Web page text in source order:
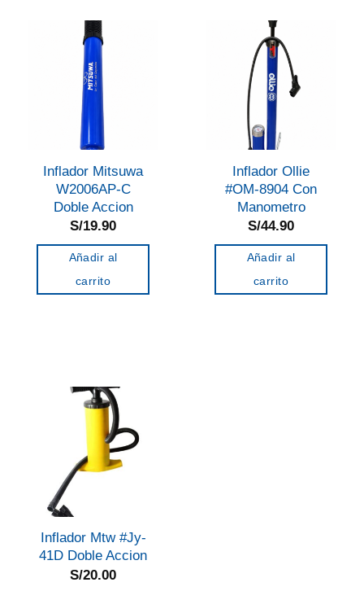
Inflador Mitsuwa
W2006AP-C
Doble Accion
S/19.90
Añadir al
carrito
Inflador Ollie
#OM-8904 Con
Manometro
S/44.90
Añadir al
carrito
Inflador Mtw #Jy-
41D Doble Accion
S/20.00